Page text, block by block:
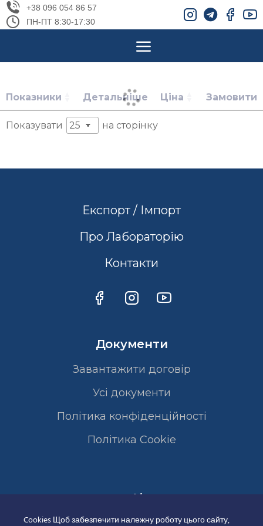
+38 096 054 86 57
ПН-ПТ 8:30-17:30
Показники Детальніше Ціна Замовити
Показувати на сторінку
Експорт / Імпорт
Про Лабораторію
Контакти
Документи
Завантажити договір
Усі документи
Політика конфіденційності
Полiтика Cookie
Сертифікати
Cookies Щоб забезпечити належну роботу цього сайту,